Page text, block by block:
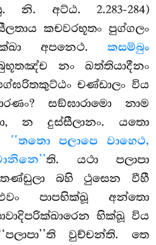
නි. අට්ඨ. 2.283-284)
කචවරභූතං පුග්ගලං
අපනෙථ. කසම්බුං
නං ඛත්තියාදීනං
චණ්ඩාලං විය
සඞ්ඝාරාමො නාම
න දුස්සීලානං. යතො
‘‘තතො පලාපෙ වාහෙථ,
ති. යථා පලාපා
බහි ථුසෙන වීහී
පාපභික්ඛූ අන්තො
භික්ඛූ විය
වුච්චන්ති. තෙ